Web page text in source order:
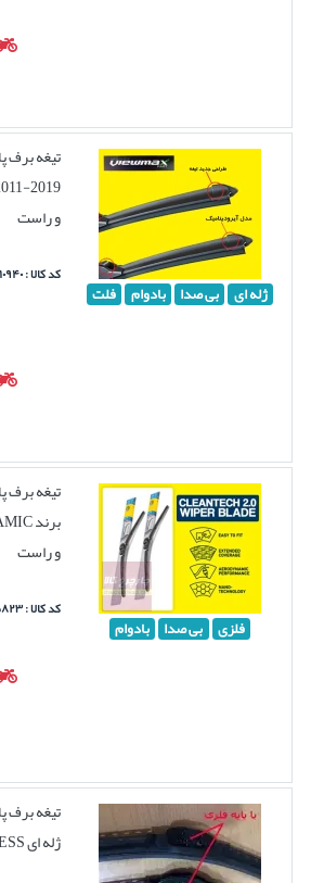
ژله ای بی صدا بادوام فلت
و راست
کد کالا : ۱۰۹۴۰
فلزی بی صدا بادوام
و راست
کد کالا : ۱۵۸۲۳
ژله ای FRAMELESS چپ و راست